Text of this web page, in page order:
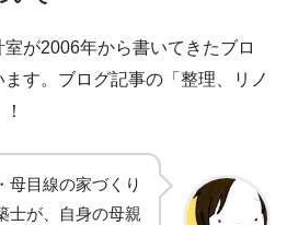
が2006年から書いてきたブロ
す。ブログ記事の「整理、リノ
母目線の家づくり
士が、自身の母親